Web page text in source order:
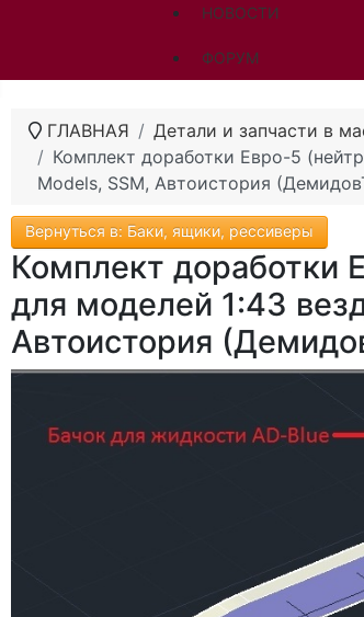
НОВОСТИ
ФОРУМ
ГЛАВНАЯ Детали и запчасти в
Комплект доработки Евро-5
Models, SSM, Автоистория
Вернуться в: Баки, ящики, рессиверы
Комплект доработки
для моделей 1:43
Автоистория